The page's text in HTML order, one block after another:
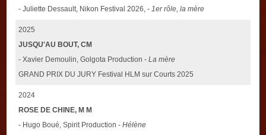
- Juliette Dessault, Nikon Festival 2026, -1er rôle, la mère
2025
JUSQU'AU BOUT, CM
- Xavier Demoulin, Golgota Production -La mère
GRAND PRIX DU JURY Festival HLM sur Courts 2025
2024
ROSE DE CHINE, M M
- Hugo Boué, Spirit Production -Hélène